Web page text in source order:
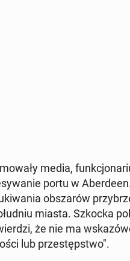
media,
portu w
ob­sza­rów
miasta. Szkocka
że nie ma
lub prze­stęp­stwo".